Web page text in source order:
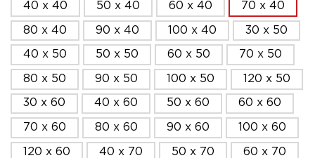
40 x 40 50 x 40 60 x 40 70 x 40
80 x 40 90 x 40 100 x 40 30 x 50
40 x 50 50 x 50 60 x 50 70 x 50
80 x 50 90 x 50 100 x 50 120 x 50
30 x 60 40 x 60 50 x 60 60 x 60
70 x 60 80 x 60 90 x 60 100 x 60
120 x 60 40 x 70 50 x 70 60 x 70